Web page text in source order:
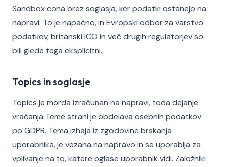
Sandbox cona brez soglasja, ker podatki ostanejo na
napravi. To je napačno, in Evropski odbor za varstvo
podatkov, britanski ICO in več drugih regulatorjev so
bili glede tega eksplicitni.
Topics in soglasje
Topics je morda izračunan na napravi, toda dejanje
vračanja Teme strani je obdelava osebnih podatkov
po GDPR. Tema izhaja iz zgodovine brskanja
uporabnika, je vezana na napravo in se uporablja za
vplivanje na to, katere oglase uporabnik vidi. Založniki